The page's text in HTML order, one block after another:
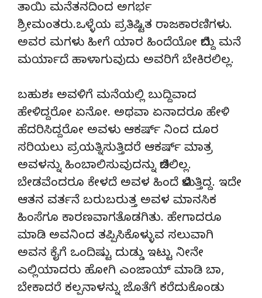
ತಾಯಿ ಮನೆತನದಿಂದ ಅಗರ್ಭ
ಶ್ರೀಮಂತರು.ಒಳ್ಳೆಯ ಪ್ರತಿಷ್ಟಿತ ರಾಜಕಾರಣಿಗಳು.
ಅವರ ಮಗಳು ಹೀಗೆ ಯಾರ ಹಿಂದೆಯೋ ಬಿದ್ದು ಮನೆ
ಮರ್ಯಾದೆ ಹಾಳಾಗುವುದು ಅವರಿಗೆ ಬೇಕಿರಲಿಲ್ಲ.
ಬಹುಶಃ ಅವಳಿಗೆ ಮನೆಯಲ್ಲಿ ಬುದ್ದಿವಾದ
ಹೇಳಿದ್ದರೋ ಏನೋ. ಅಥವಾ ಏನಾದರೂ ಹೇಳಿ
ಹೆದರಿಸಿದ್ದರೋ ಅವಳು ಆಕರ್ಷ್ ನಿಂದ ದೂರ
ಸರಿಯಲು ಪ್ರಯತ್ನಿಸುತ್ತಿದರೆ ಆಕರ್ಷ್ ಮಾತ್ರ
ಅವಳನ್ನು ಹಿಂಬಾಲಿಸುವುದನ್ನು ಬಿಡಲಿಲ್ಲ.
ಬೇಡವೆಂದರೂ ಕೇಳದೆ ಅವಳ ಹಿಂದೆ ಬಿಳುತ್ತಿದ್ದ. ಇದೇ
ಆತನ ವರ್ತನೆ ಬರುಬರುತ್ತ ಅವಳ ಮಾನಸಿಕ
ಹಿಂಸೆಗೂ ಕಾರಣವಾಗತೊಡಗಿತು. ಹೇಗಾದರೂ
ಮಾಡಿ ಅವನಿಂದ ತಪ್ಪಿಸಿಕೊಳ್ಳುವ ಸಲುವಾಗಿ
ಅವನ ಕೈಗೆ ಒಂದಿಷ್ಟು ದುಡ್ಡು ಇಟ್ಟು ನೀನೇ
ಎಲ್ಲಿಯಾದರು ಹೋಗಿ ಎಂಜಾಯ್ ಮಾಡಿ ಬಾ,
ಬೇಕಾದರೆ ಕಲ್ಪನಾಳನ್ನು ಜೊತೆಗೆ ಕರೆದುಕೊಂಡು